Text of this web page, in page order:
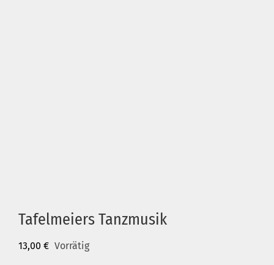
Tafelmeiers Tanzmusik
13,00 € Vorrätig